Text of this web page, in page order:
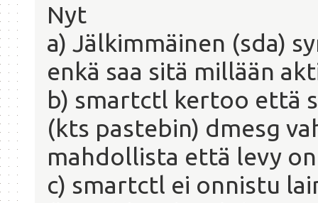
Nyt
a) Jälkimmäinen (sda)
enkä saa sitä millään
b) smartctl kertoo että
(kts pastebin) dmesg
mahdollista että levy
c) smartctl ei onnistu